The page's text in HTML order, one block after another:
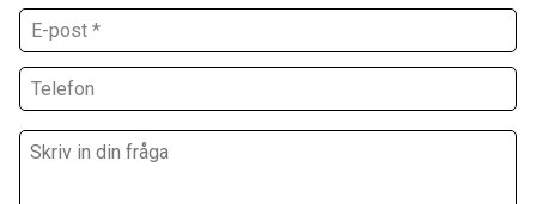
E-post *
Telefon